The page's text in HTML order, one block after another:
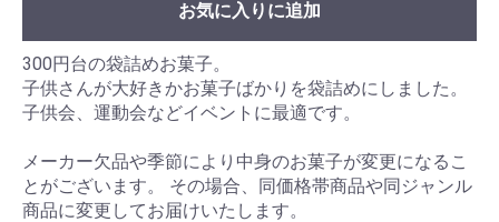
お気に入りに追加
300円台の袋詰めお菓子。
子供さんが大好きかお菓子ばかりを袋詰めにしました。
子供会、運動会などイベントに最適です。
メーカー欠品や季節により中身のお菓子が変更になるこ
とがございます。 その場合、同価格帯商品や同ジャンル
商品に変更してお届けいたします。